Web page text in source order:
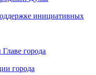
инициативных
города
города